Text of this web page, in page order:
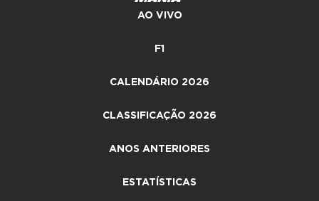
AO VIVO
F1
CALENDÁRIO 2026
CLASSIFICAÇÃO 2026
ANOS ANTERIORES
ESTATÍSTICAS